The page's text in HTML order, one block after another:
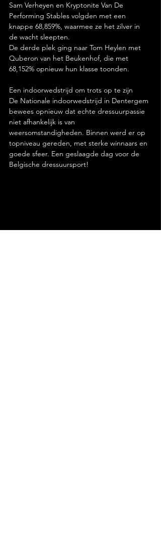
Sam Verheyen en Kryptonite Van De
Performing Stables volgden met een
knappe 68,859%, waarmee ze het zilver in
de wacht sleepten.
De derde plek ging naar Tom Heylen met
Quberon van het Beukenhof, die met
68,152% opnieuw hun klasse toonden.
Een indoorwedstrijd om trots op te zijn
De Nationale indoorwedstrijd in Dentergem
bewees opnieuw dat echte dressuurpassie
niet afhankelijk is van
weersomstandigheden. Binnen werd er op
topniveau gereden, met sterke winnaars en
goede sfeer. Een geslaagde dag voor de
Belgische dressuursport!